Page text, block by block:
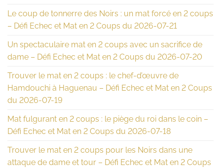
Le coup de tonnerre des Noirs : un mat forcé en 2 coups
– Défi Echec et Mat en 2 Coups du 2026-07-21
Un spectaculaire mat en 2 coups avec un sacrifice de
dame – Défi Echec et Mat en 2 Coups du 2026-07-20
Trouver le mat en 2 coups : le chef-d’œuvre de
Hamdouchi à Haguenau – Défi Echec et Mat en 2 Coups
du 2026-07-19
Mat fulgurant en 2 coups : le piège du roi dans le coin –
Défi Echec et Mat en 2 Coups du 2026-07-18
Trouver le mat en 2 coups pour les Noirs dans une
attaque de dame et tour – Défi Echec et Mat en 2 Coups